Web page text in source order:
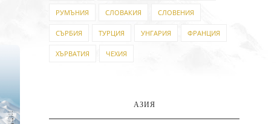
РУМЪНИЯ СЛОВАКИЯ СЛОВЕНИЯ
СЪРБИЯ ТУРЦИЯ УНГАРИЯ ФРАНЦИЯ
ХЪРВАТИЯ ЧЕХИЯ
АЗИЯ